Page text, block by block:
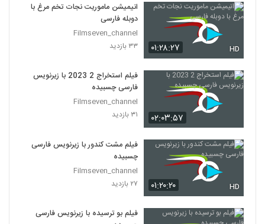
۰۱:۲۸:۲۷ HD
انیمیشن ماموریت نجات تخم مرغ با
دوبله فارسی
Filmseven_channel
۳۳ بازدید
۰۲:۰۳:۵۷
فیلم استخراج 2 2023 با زیرنویس
فارسی چسبیده
Filmseven_channel
۳۱ بازدید
۰۱:۲۰:۲۰ HD
فیلم مشت کندور با زیرنویس فارسی
چسبیده
Filmseven_channel
۲۷ بازدید
فیلم بو ترسیده با زیرنویس فارسی